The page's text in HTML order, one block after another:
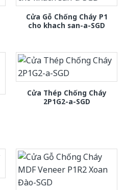
Cửa Gỗ Chống Cháy P1
cho khach san-a-SGD
Cửa Thép Chống Cháy
2P1G2-a-SGD